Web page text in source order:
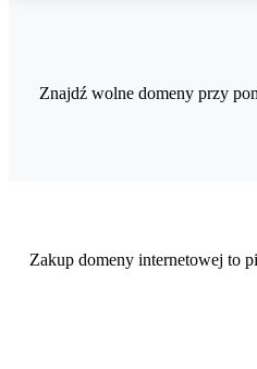
Znajdź wolne domeny przy
Zakup domeny internetowej to